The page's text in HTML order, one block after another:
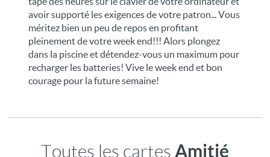
avoir supporté les exigences de votre patron... Vous
méritez bien un peu de repos en profitant
pleinement de votre week end!!! Alors plongez
dans la piscine et détendez-vous un maximum pour
recharger les batteries! Vive le week end et bon
courage pour la future semaine!
Toutes les cartes Amitié